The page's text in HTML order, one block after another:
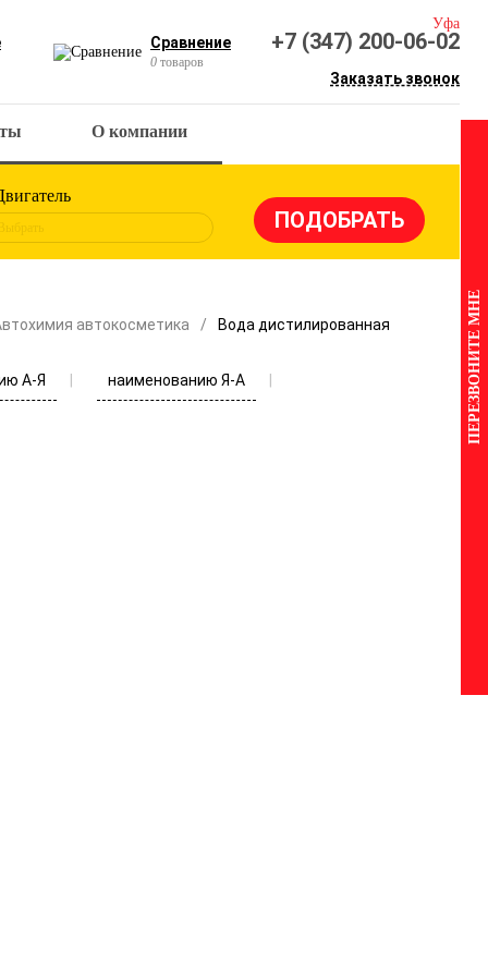
Сравнение
0 товаров
Уфа
+7 (347) 200-06-02
Заказать звонок
О компании
автокосметика Вода дистилированная
А-Я наименованию Я-А ПЕРЕЗВОНИТЕ МНЕ